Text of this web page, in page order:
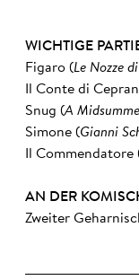
WICHTIGE
Figaro (Le Nozze
Il Conte di
Snug (A
Simone (Gianni
Il Commendatore
AN DER
Zweiter